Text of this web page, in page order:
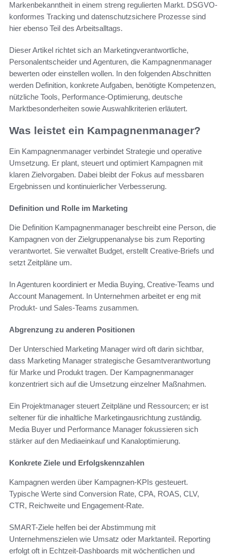
Markenbekanntheit in einem streng regulierten Markt. DSGVO-
konformes Tracking und datenschutzsichere Prozesse sind
hier ebenso Teil des Arbeitsalltags.
Dieser Artikel richtet sich an Marketingverantwortliche,
Personalentscheider und Agenturen, die Kampagnenmanager
bewerten oder einstellen wollen. In den folgenden Abschnitten
werden Definition, konkrete Aufgaben, benötigte Kompetenzen,
nützliche Tools, Performance‑Optimierung, deutsche
Marktbesonderheiten sowie Auswahlkriterien erläutert.
Was leistet ein Kampagnenmanager?
Ein Kampagnenmanager verbindet Strategie und operative
Umsetzung. Er plant, steuert und optimiert Kampagnen mit
klaren Zielvorgaben. Dabei bleibt der Fokus auf messbaren
Ergebnissen und kontinuierlicher Verbesserung.
Definition und Rolle im Marketing
Die Definition Kampagnenmanager beschreibt eine Person, die
Kampagnen von der Zielgruppenanalyse bis zum Reporting
verantwortet. Sie verwaltet Budget, erstellt Creative-Briefs und
setzt Zeitpläne um.
In Agenturen koordiniert er Media Buying, Creative-Teams und
Account Management. In Unternehmen arbeitet er eng mit
Produkt- und Sales-Teams zusammen.
Abgrenzung zu anderen Positionen
Der Unterschied Marketing Manager wird oft darin sichtbar,
dass Marketing Manager strategische Gesamtverantwortung
für Marke und Produkt tragen. Der Kampagnenmanager
konzentriert sich auf die Umsetzung einzelner Maßnahmen.
Ein Projektmanager steuert Zeitpläne und Ressourcen; er ist
seltener für die inhaltliche Marketingausrichtung zuständig.
Media Buyer und Performance Manager fokussieren sich
stärker auf den Mediaeinkauf und Kanaloptimierung.
Konkrete Ziele und Erfolgskennzahlen
Kampagnen werden über Kampagnen-KPIs gesteuert.
Typische Werte sind Conversion Rate, CPA, ROAS, CLV,
CTR, Reichweite und Engagement-Rate.
SMART-Ziele helfen bei der Abstimmung mit
Unternehmenszielen wie Umsatz oder Marktanteil. Reporting
erfolgt oft in Echtzeit-Dashboards mit wöchentlichen und